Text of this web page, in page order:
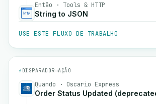
Então · Tools & HTTP
String to JSON
USE ESTE FLUXO DE TRABALHO
⚡ DISPARADOR→AÇÃO
Quando · Oscario Express
Order Status Updated